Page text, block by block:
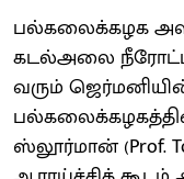
பல்கலைக்கழக
கடல்அலை
வரும்
ஸ்லூர்மான் (Prof.